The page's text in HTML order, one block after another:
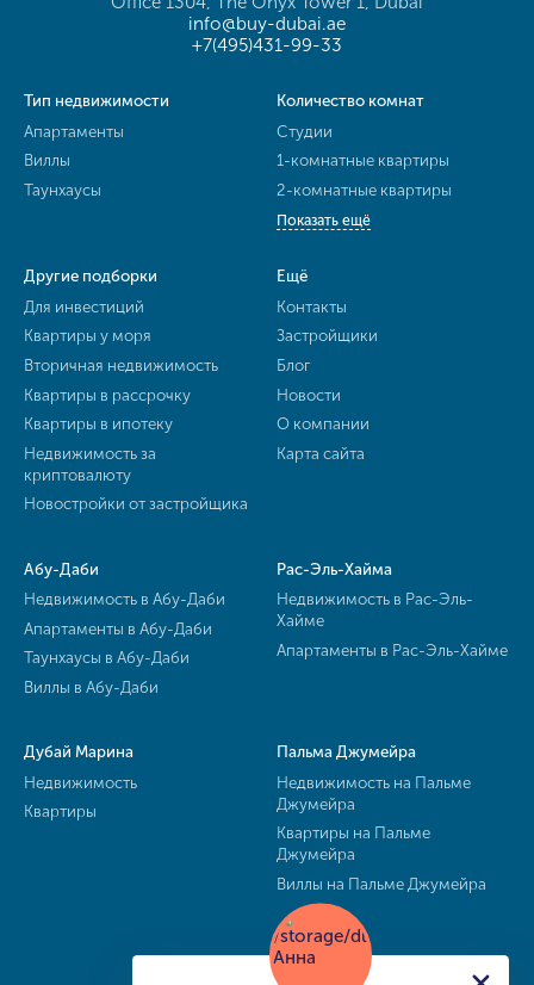
info@buy-dubai.ae
+7(495)431-99-33
Тип недвижимости
Апартаменты
Виллы
Таунхаусы
Количество комнат
Студии
1-комнатные квартиры
2-комнатные квартиры
Показать ещё
Другие подборки
Для инвестиций
Квартиры у моря
Вторичная недвижимость
Квартиры в рассрочку
Квартиры в ипотеку
Недвижимость за
криптовалюту
Новостройки от застройщика
Ещё
Контакты
Застройщики
Блог
Новости
О компании
Карта сайта
Абу-Даби
Недвижимость в Абу-Даби
Апартаменты в Абу-Даби
Таунхаусы в Абу-Даби
Виллы в Абу-Даби
Рас-Эль-Хайма
Недвижимость в Рас-Эль-
Хайме
Апартаменты в Рас-Эль-Хайме
Дубай Марина
Недвижимость
Квартиры
Пальма Джумейра
Недвижимость на Пальме
Джумейра
Квартиры на Пальме
Джумейра
Виллы на Пальме Джумейра